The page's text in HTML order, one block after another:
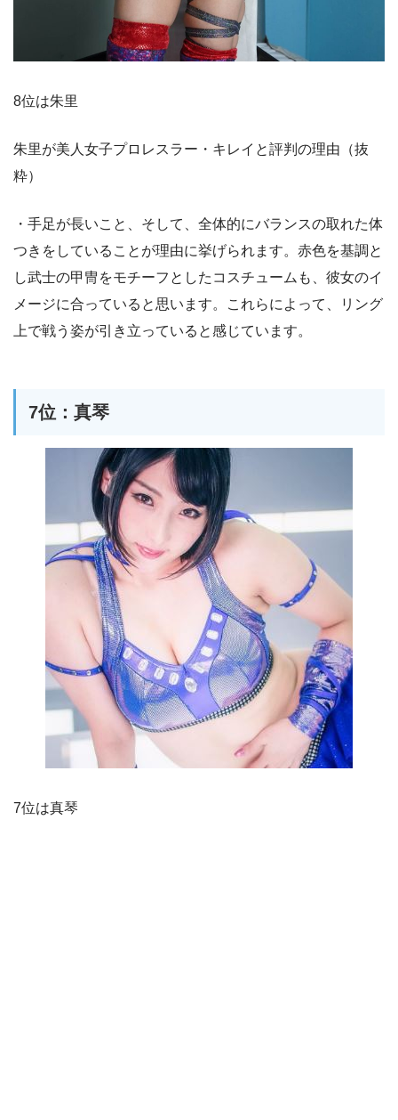
8位は朱里
朱里が美人女子プロレスラー・キレイと評判の理由（抜
粋）
・手足が長いこと、そして、全体的にバランスの取れた体
つきをしていることが理由に挙げられます。赤色を基調と
し武士の甲冑をモチーフとしたコスチュームも、彼女のイ
メージに合っていると思います。これらによって、リング
上で戦う姿が引き立っていると感じています。
7位：真琴
7位は真琴